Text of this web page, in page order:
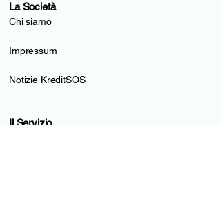
La Società
Chi siamo
Impressum
Notizie KreditSOS
Il Servizio